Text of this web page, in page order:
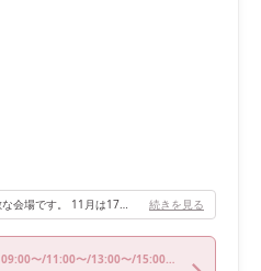
大きな窓から外の景色が見える素敵な会場です。 11月は17時前には外が暗くなるので、挙式を終えたあとの披露宴で雰囲気がガラッと変わるのも素敵な所です。 続きを見る
09:00〜/11:00〜/13:00〜/15:00〜/17:00〜